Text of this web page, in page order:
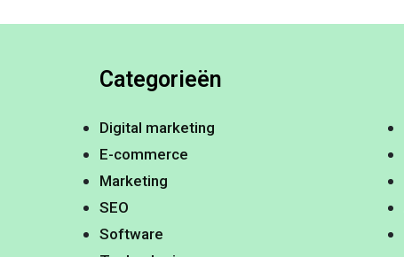
Categorieën
Digital marketing
E-commerce
Marketing
SEO
Software